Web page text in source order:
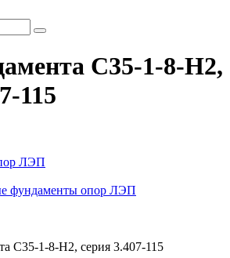
С35-1-8-Н2,
115
ЛЭП
фундаменты опор ЛЭП
С35-1-8-Н2, серия 3.407-115